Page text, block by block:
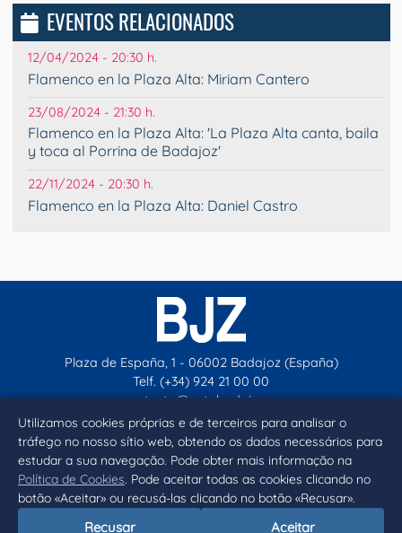
Utilizamos cookies próprias e de terceiros para analisar o
tráfego no nosso sítio web, obtendo os dados necessários para
estudar a sua navegação. Pode obter mais informação na
Política de Cookies. Pode aceitar todas as cookies clicando no
botão «Aceitar» ou recusá-las clicando no botão «Recusar».
Recusar Aceitar
EVENTOS RELACIONADOS
12/04/2024 - 20:30 h.
Flamenco en la Plaza Alta: Miriam Cantero
23/08/2024 - 21:30 h.
Flamenco en la Plaza Alta: 'La Plaza Alta canta, baila
y toca al Porrina de Badajoz'
22/11/2024 - 20:30 h.
Flamenco en la Plaza Alta: Daniel Castro
Plaza de España, 1 - 06002 Badajoz (España)
Telf. (+34) 924 21 00 00
contacto@aytobadajoz.es
Facebook
X Instagram
YouTube
Inicio Aviso legal Privacidad Política de Cookies